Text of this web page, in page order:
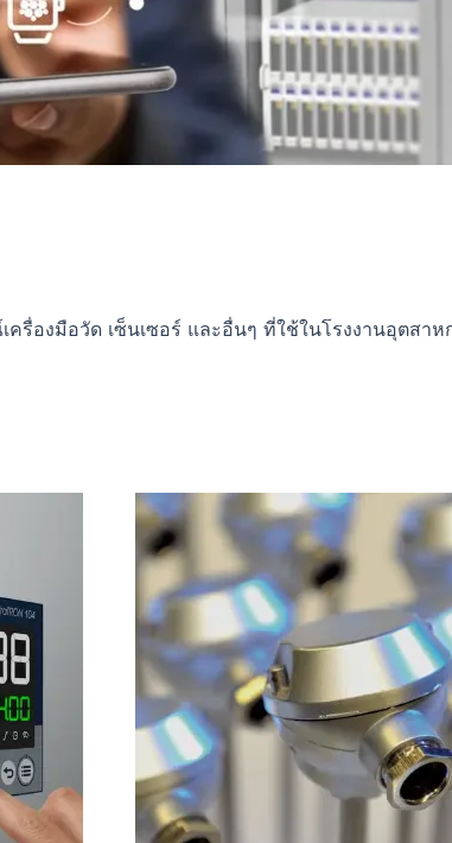
องมือวัด เซ็นเซอร์ และอื่นๆ ที่ใช้ในโรงงานอุตสาห